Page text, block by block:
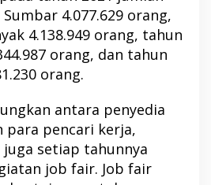
4.077.629 orang,
4.138.949 orang, tahun
orang, dan tahun
orang.
antara penyedia
para pencari kerja,
setiap tahunnya
job fair. Job fair